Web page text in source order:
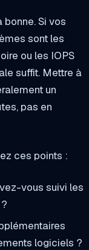
Si vos
sont les
ou les IOPS
suffit. Mettre à
un
pas en
ces points :
vous suivi les
logiciels ?